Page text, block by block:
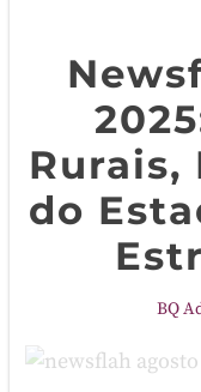
Rurais,
do
BQ